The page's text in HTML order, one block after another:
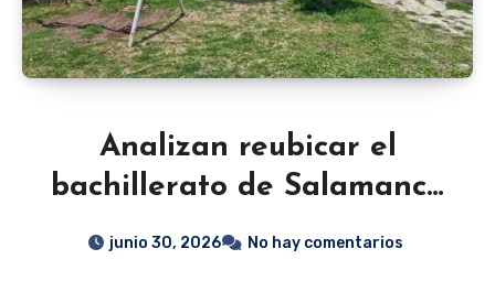
Analizan reubicar el
bachillerato de Salamanca
tras protestas por
junio 30, 2026 No hay comentarios